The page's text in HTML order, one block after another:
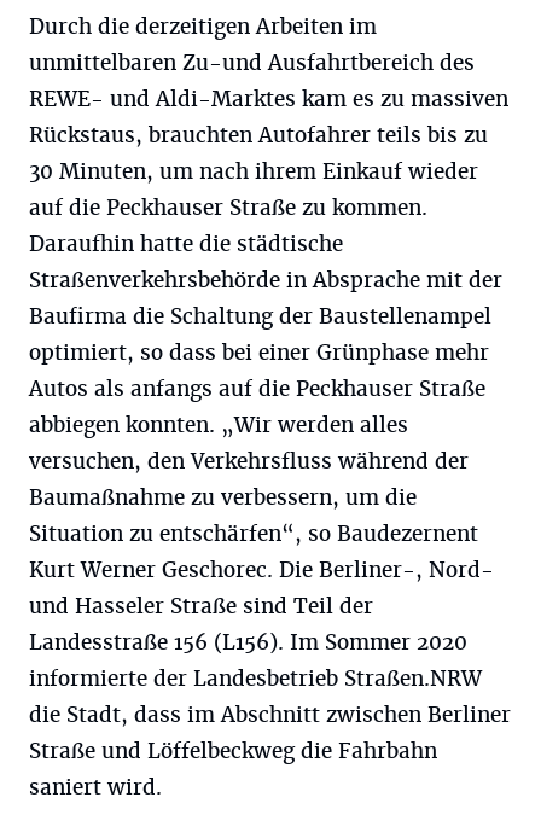
Durch die derzeitigen Arbeiten im
unmittelbaren Zu-und Ausfahrtbereich des
REWE- und Aldi-Marktes kam es zu massiven
Rückstaus, brauchten Autofahrer teils bis zu
30 Minuten, um nach ihrem Einkauf wieder
auf die Peckhauser Straße zu kommen.
Daraufhin hatte die städtische
Straßenverkehrsbehörde in Absprache mit der
Baufirma die Schaltung der Baustellenampel
optimiert, so dass bei einer Grünphase mehr
Autos als anfangs auf die Peckhauser Straße
abbiegen konnten. „Wir werden alles
versuchen, den Verkehrsfluss während der
Baumaßnahme zu verbessern, um die
Situation zu entschärfen“, so Baudezernent
Kurt Werner Geschorec. Die Berliner-, Nord-
und Hasseler Straße sind Teil der
Landesstraße 156 (L156). Im Sommer 2020
informierte der Landesbetrieb Straßen.NRW
die Stadt, dass im Abschnitt zwischen Berliner
Straße und Löffelbeckweg die Fahrbahn
saniert wird.